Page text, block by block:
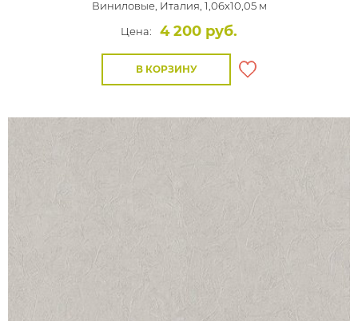
Виниловые, Италия, 1,06x10,05 м
Цена:
4 200 руб.
В КОРЗИНУ